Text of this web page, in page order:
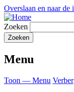
Overslaan en naar de
Zoeken
Menu
Toon — Menu